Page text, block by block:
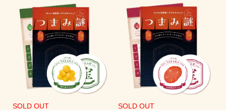
SOLD OUT SOLD OUT